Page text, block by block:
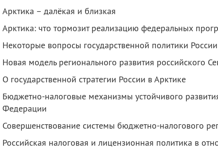
Арктика – далёкая и близкая
Арктика: что тормозит реализацию федеральных
Некоторые вопросы государственной политики
Новая модель регионального развития российского
О государственной стратегии России в Арктике
Бюджетно-налоговые механизмы устойчивого
Федерации
Совершенствование системы бюджетно­-налогового
Российская налоговая и лицензионная политика в